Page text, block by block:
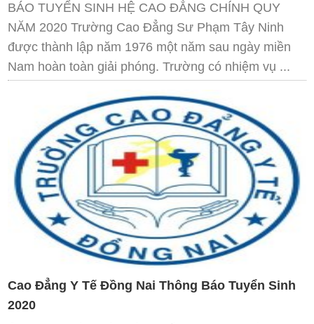
BÁO TUYỂN SINH HỆ CAO ĐẲNG CHÍNH QUY
NĂM 2020 Trường Cao Đẳng Sư Phạm Tây Ninh
được thành lập năm 1976 một năm sau ngày miền
Nam hoàn toàn giải phóng. Trường có nhiệm vụ ...
Cao Đẳng Y Tế Đồng Nai Thông Báo Tuyển Sinh
2020